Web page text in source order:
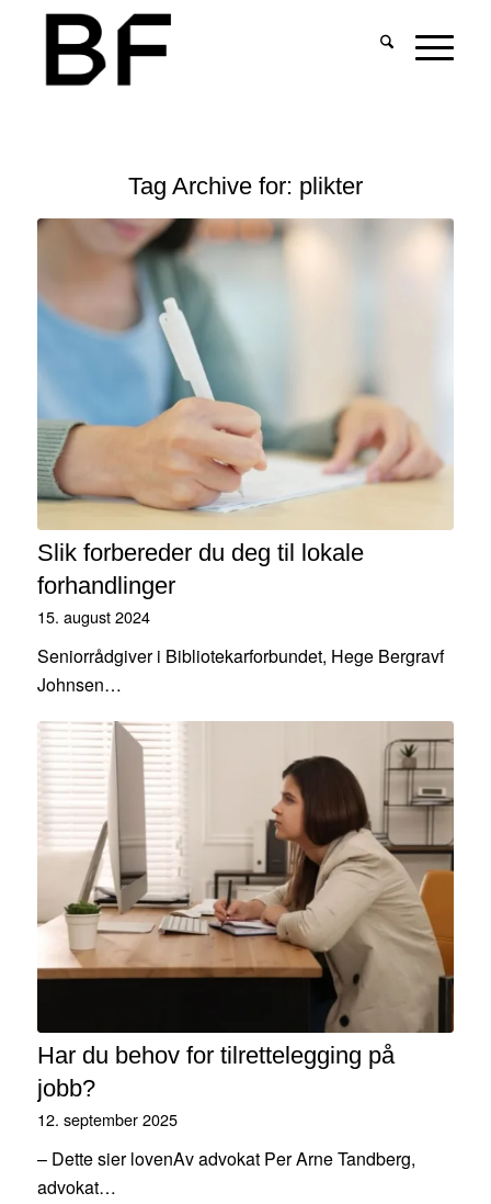
Tag Archive for: plikter
Slik forbereder du deg til lokale
forhandlinger
15. august 2024
Seniorrådgiver i Bibliotekarforbundet, Hege Bergravf
Johnsen…
Har du behov for tilrettelegging på
jobb?
12. september 2025
– Dette sier lovenAv advokat Per Arne Tandberg,
advokat…